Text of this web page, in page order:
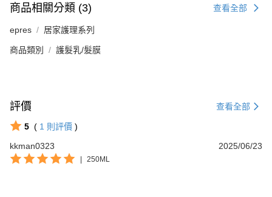
商品相關分類 (3) 查看全部
epres 居家護理系列
商品類別 護髮乳/髮膜
評價 查看全部
5 ( 1 則評價 )
kkman0323
2025/06/23
| 250ML